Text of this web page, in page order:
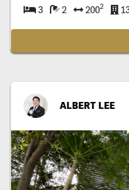
3 2 2002
ALBERT LEE